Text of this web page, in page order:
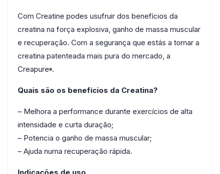
Com Creatine podes usufruir dos benefícios da
creatina na força explosiva, ganho de massa muscular
e recuperação. Com a segurança que estás a tomar a
creatina patenteada mais pura do mercado, a
Creapure®.
Quais são os benefícios da Creatina?
– Melhora a performance durante exercícios de alta
intensidade e curta duração;
– Potencia o ganho de massa muscular;
– Ajuda numa recuperação rápida.